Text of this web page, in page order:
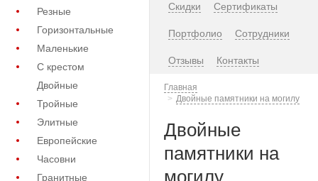
Резные
Горизонтальные
Маленькие
С крестом
Двойные
Тройные
Элитные
Европейские
Часовни
Гранитные
Скидки Сертификаты
Портфолио Сотрудники
Отзывы Контакты
Главная
Двойные памятники на могилу
Двойные
памятники на
могилу